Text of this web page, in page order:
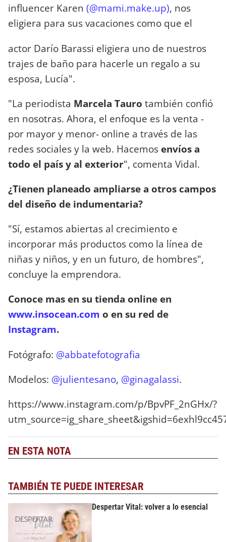
influencer Karen (@mami.make.up), nos
eligiera para sus vacaciones como que el
actor Darío Barassi eligiera uno de nuestros
trajes de baño para hacerle un regalo a su
esposa, Lucía".
"La periodista Marcela Tauro también confió
en nosotras. Ahora, el enfoque es la venta -
por mayor y menor- online a través de las
redes sociales y la web. Hacemos envíos a
todo el país y al exterior", comenta Vidal.
¿Tienen planeado ampliarse a otros campos
del diseño de indumentaria?
"Sí, estamos abiertas al crecimiento e
incorporar más productos como la línea de
niñas y niños, y en un futuro, de hombres",
concluye la emprendora.
Conoce mas en su tienda online en
www.insocean.com o en su red de
Instagram.
Fotógrafo: @abbatefotografia
Modelos: @julientesano, @ginagalassi.
https://www.instagram.com/p/BpvPF_2nGHx/?
EN ESTA NOTA
TAMBIÉN TE PUEDE INTERESAR
Despertar Vital: volver a lo esencial